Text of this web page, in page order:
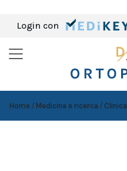
Login con
Home Medicina e ricerca Clinica